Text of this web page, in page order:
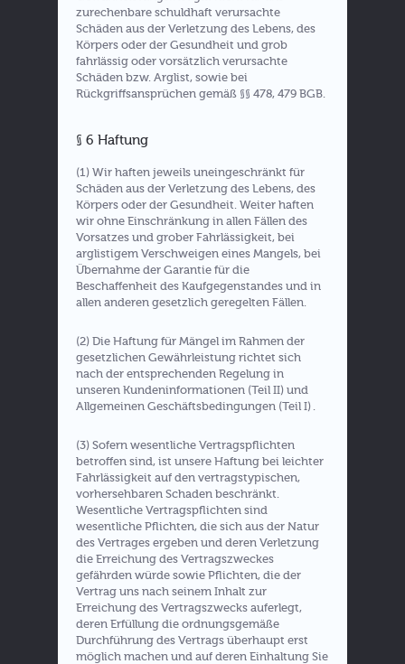
zurechenbare schuldhaft verursachte
Schäden aus der Verletzung des Lebens, des
Körpers oder der Gesundheit und grob
fahrlässig oder vorsätzlich verursachte
Schäden bzw. Arglist, sowie bei
Rückgriffsansprüchen gemäß §§ 478, 479 BGB.
§ 6 Haftung
(1) Wir haften jeweils uneingeschränkt für
Schäden aus der Verletzung des Lebens, des
Körpers oder der Gesundheit. Weiter haften
wir ohne Einschränkung in allen Fällen des
Vorsatzes und grober Fahrlässigkeit, bei
arglistigem Verschweigen eines Mangels, bei
Übernahme der Garantie für die
Beschaffenheit des Kaufgegenstandes und in
allen anderen gesetzlich geregelten Fällen.
(2) Die Haftung für Mängel im Rahmen der
gesetzlichen Gewährleistung richtet sich
nach der entsprechenden Regelung in
unseren Kundeninformationen (Teil II) und
Allgemeinen Geschäftsbedingungen (Teil I) .
(3) Sofern wesentliche Vertragspflichten
betroffen sind, ist unsere Haftung bei leichter
Fahrlässigkeit auf den vertragstypischen,
vorhersehbaren Schaden beschränkt.
Wesentliche Vertragspflichten sind
wesentliche Pflichten, die sich aus der Natur
des Vertrages ergeben und deren Verletzung
die Erreichung des Vertragszweckes
gefährden würde sowie Pflichten, die der
Vertrag uns nach seinem Inhalt zur
Erreichung des Vertragszwecks auferlegt,
deren Erfüllung die ordnungsgemäße
Durchführung des Vertrags überhaupt erst
möglich machen und auf deren Einhaltung Sie